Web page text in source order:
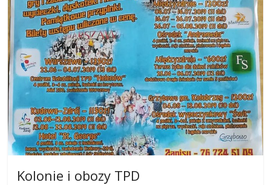
Kolonie i obozy TPD